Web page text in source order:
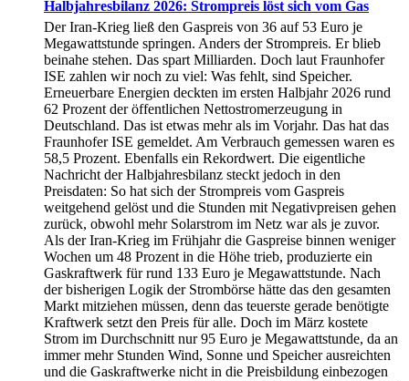
Halbjahresbilanz 2026: Strompreis löst sich vom Gas
Der Iran-Krieg ließ den Gaspreis von 36 auf 53 Euro je
Megawattstunde springen. Anders der Strompreis. Er blieb
beinahe stehen. Das spart Milliarden. Doch laut Fraunhofer
ISE zahlen wir noch zu viel: Was fehlt, sind Speicher.
Erneuerbare Energien deckten im ersten Halbjahr 2026 rund
62 Prozent der öffentlichen Nettostromerzeugung in
Deutschland. Das ist etwas mehr als im Vorjahr. Das hat das
Fraunhofer ISE gemeldet. Am Verbrauch gemessen waren es
58,5 Prozent. Ebenfalls ein Rekordwert. Die eigentliche
Nachricht der Halbjahresbilanz steckt jedoch in den
Preisdaten: So hat sich der Strompreis vom Gaspreis
weitgehend gelöst und die Stunden mit Negativpreisen gehen
zurück, obwohl mehr Solarstrom im Netz war als je zuvor.
Als der Iran-Krieg im Frühjahr die Gaspreise binnen weniger
Wochen um 48 Prozent in die Höhe trieb, produzierte ein
Gaskraftwerk für rund 133 Euro je Megawattstunde. Nach
der bisherigen Logik der Strombörse hätte das den gesamten
Markt mitziehen müssen, denn das teuerste gerade benötigte
Kraftwerk setzt den Preis für alle. Doch im März kostete
Strom im Durchschnitt nur 95 Euro je Megawattstunde, da an
immer mehr Stunden Wind, Sonne und Speicher ausreichten
und die Gaskraftwerke nicht in die Preisbildung einbezogen